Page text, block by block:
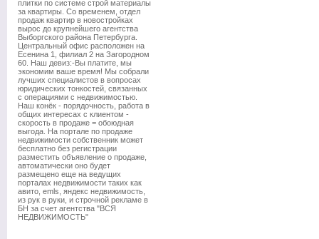
плитки по системе строй материалы
за квартиры. Со временем, отдел
продаж квартир в новостройках
вырос до крупнейшего агентства
Выборгского района Петербурга.
Центральный офис расположен на
Есенина 1, филиал 2 на Загородном
60. Наш девиз:-Вы платите, мы
экономим ваше время! Мы собрали
лучших специалистов в вопросах
юридических тонкостей, связанных
с операциями с недвижимостью.
Наш конёк - порядочность, работа в
общих интересах с клиентом -
скорость в продаже = обоюдная
выгода. На портале по продаже
недвижимости собственник может
бесплатно без регистрации
разместить объявление о продаже,
автоматически оно будет
размещено еще на ведущих
порталах недвижимости таких как
авито, emls, яндекс недвижимость,
из рук в руки, и строчной рекламе в
БН за счет агентства "ВСЯ
НЕДВИЖИМОСТЬ"